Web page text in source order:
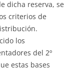
dicha reserva, se
criterios de
los
del 2º
estas bases